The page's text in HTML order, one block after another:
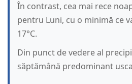
În contrast, cea mai rece
pentru Luni, cu o minimă ce
17°C.
Din punct de vedere al
săptămână predominant